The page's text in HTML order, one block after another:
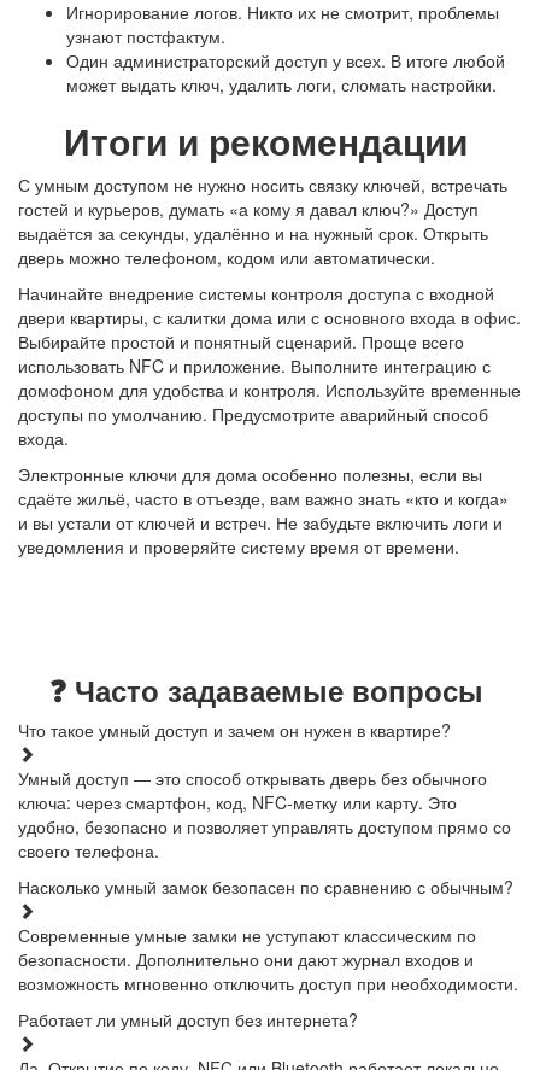
Игнорирование логов. Никто их не смотрит, проблемы
узнают постфактум.
Один администраторский доступ у всех. В итоге любой
может выдать ключ, удалить логи, сломать настройки.
Итоги и рекомендации
С умным доступом не нужно носить связку ключей, встречать
гостей и курьеров, думать «а кому я давал ключ?» Доступ
выдаётся за секунды, удалённо и на нужный срок. Открыть
дверь можно телефоном, кодом или автоматически.
Начинайте внедрение системы контроля доступа с входной
двери квартиры, с калитки дома или с основного входа в офис.
Выбирайте простой и понятный сценарий. Проще всего
использовать NFC и приложение. Выполните интеграцию с
домофоном для удобства и контроля. Используйте временные
доступы по умолчанию. Предусмотрите аварийный способ
входа.
Электронные ключи для дома особенно полезны, если вы
сдаёте жильё, часто в отъезде, вам важно знать «кто и когда»
и вы устали от ключей и встреч. Не забудьте включить логи и
уведомления и проверяйте систему время от времени.
❓ Часто задаваемые вопросы
Что такое умный доступ и зачем он нужен в квартире?
Умный доступ — это способ открывать дверь без обычного
ключа: через смартфон, код, NFC-метку или карту. Это
удобно, безопасно и позволяет управлять доступом прямо со
своего телефона.
Насколько умный замок безопасен по сравнению с обычным?
Современные умные замки не уступают классическим по
безопасности. Дополнительно они дают журнал входов и
возможность мгновенно отключить доступ при необходимости.
Работает ли умный доступ без интернета?